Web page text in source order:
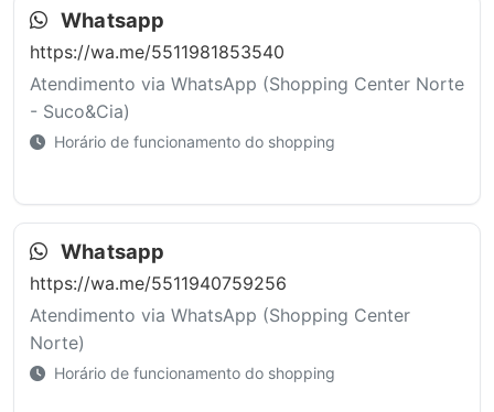
Whatsapp
https://wa.me/5511981853540
Atendimento via WhatsApp (Shopping Center Norte
- Suco&Cia)
Horário de funcionamento do shopping
Whatsapp
https://wa.me/5511940759256
Atendimento via WhatsApp (Shopping Center
Norte)
Horário de funcionamento do shopping